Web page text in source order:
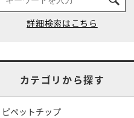
カテゴリから探す
ピペットチップ